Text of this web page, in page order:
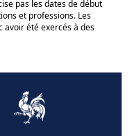
pas les dates de début
et professions. Les
avoir été exercés à des